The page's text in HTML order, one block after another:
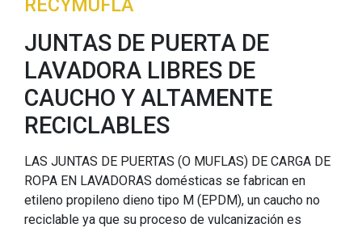
RECYMUFLA
JUNTAS DE PUERTA DE
LAVADORA LIBRES DE
CAUCHO Y ALTAMENTE
RECICLABLES
LAS JUNTAS DE PUERTAS (O MUFLAS) DE CARGA DE
ROPA EN LAVADORAS domésticas se fabrican en
etileno propileno dieno tipo M (EPDM), un caucho no
reciclable ya que su proceso de vulcanización es